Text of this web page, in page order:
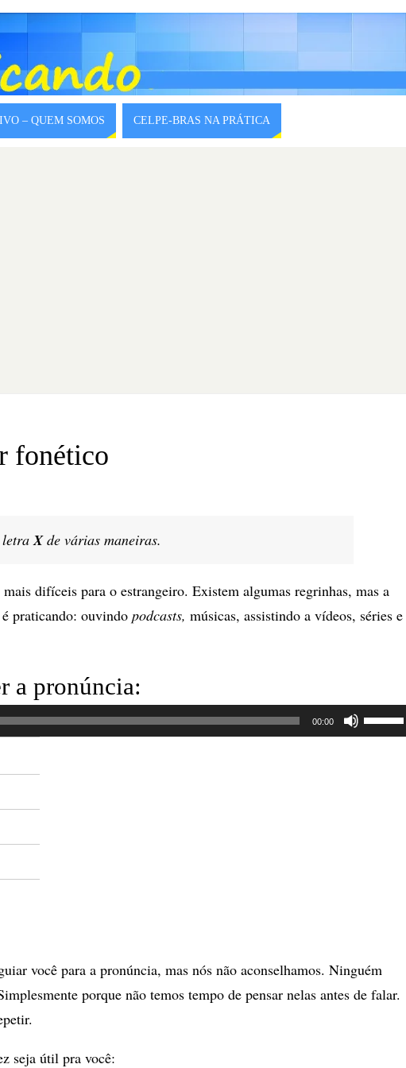
– QUEM SOMOS CELPE-BRAS NA PRÁTICA
fonético
letraXde várias maneiras.
difíceis para o estrangeiro. Existem algumas regrinhas, mas a
praticando: ouvindo podcasts, músicas, assistindo a vídeos, séries e
a pronúncia:
00:00
Use
as
diminuir
o
você para a pronúncia, mas nós não aconselhamos. Ninguém
porque não temos tempo de pensar nelas antes de falar.
seja útil pra você: